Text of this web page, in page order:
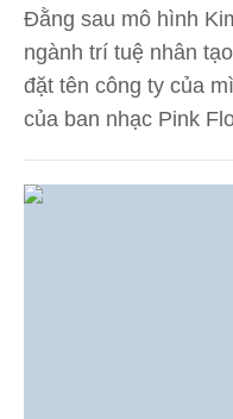
Đằng sau mô hình
ngành trí tuệ nhân
đặt tên công ty của
của ban nhạc Pink